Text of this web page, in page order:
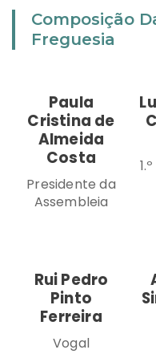
Composição
Freguesia
Paula
Cristina de
Almeida
Costa
Presidente da
Assembleia
Rui Pedro
Pinto
Ferreira
Vogal